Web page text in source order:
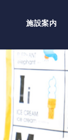
施設案内